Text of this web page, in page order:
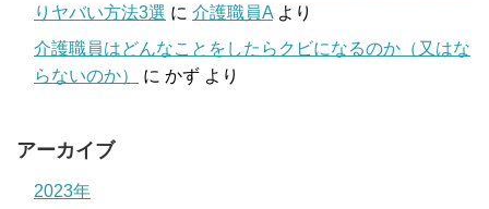
りヤバい方法3選 に 介護職員A より
介護職員はどんなことをしたらクビになるのか（又はな
らないのか）
に かず より
アーカイブ
2023年